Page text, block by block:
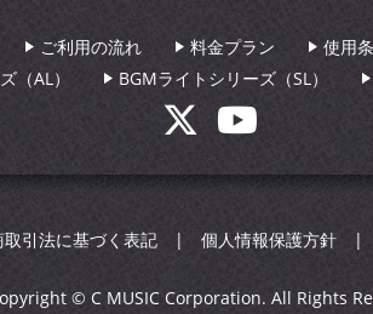
ご利用の流れ 料金プラン 使用
（AL）
BGMライトシリーズ（SL）
取引法に基づく表記 個人情報保護方針
© C MUSIC Corporation. All Rights